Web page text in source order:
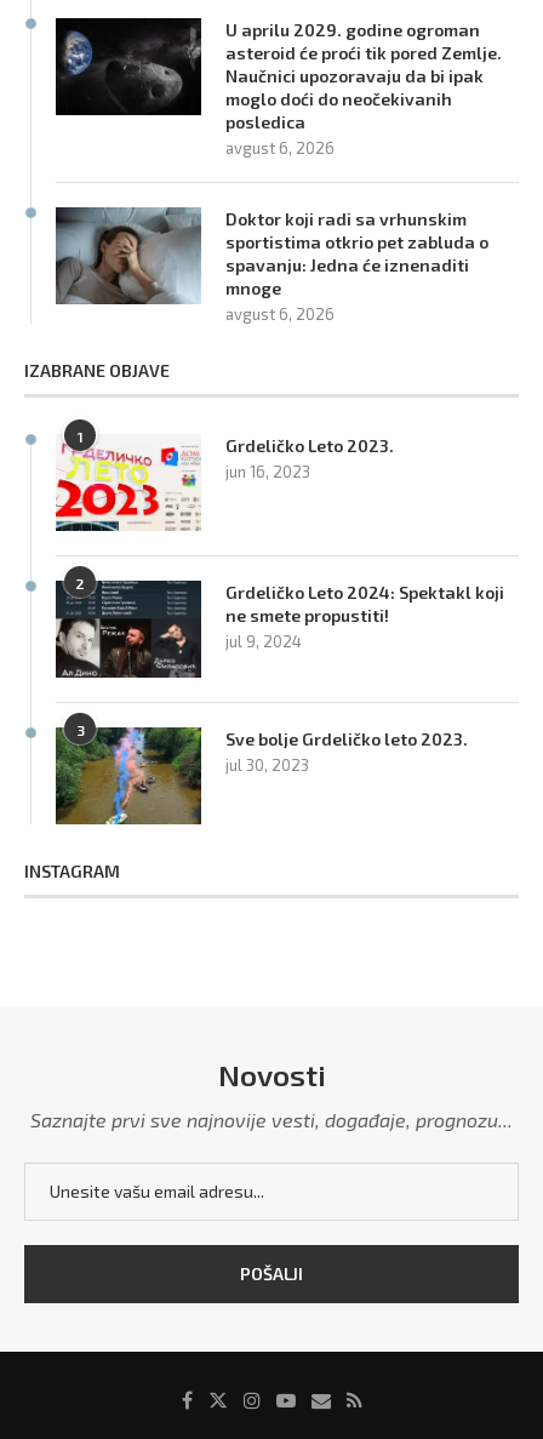
U aprilu 2029. godine ogroman
asteroid će proći tik pored Zemlje.
Naučnici upozoravaju da bi ipak
moglo doći do neočekivanih
posledica
avgust 6, 2026
Doktor koji radi sa vrhunskim
sportistima otkrio pet zabluda o
spavanju: Jedna će iznenaditi
mnoge
avgust 6, 2026
IZABRANE OBJAVE
1 Grdeličko Leto 2023.
jun 16, 2023
2
Grdeličko Leto 2024: Spektakl koji
ne smete propustiti!
jul 9, 2024
3 Sve bolje Grdeličko leto 2023.
jul 30, 2023
INSTAGRAM
Novosti
Saznajte prvi sve najnovije vesti, događaje, prognozu...